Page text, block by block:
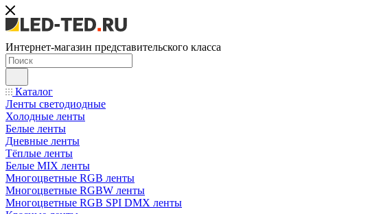
Интернет-магазин представительского класса
Каталог
Ленты светодиодные
Холодные ленты
Белые ленты
Дневные ленты
Тёплые ленты
Белые MIX ленты
Многоцветные RGB ленты
Многоцветные RGBW ленты
Многоцветные RGB SPI DMX ленты